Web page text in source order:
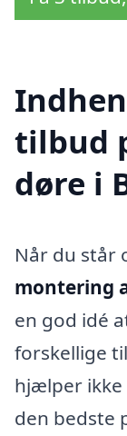
tilbud
døre i
Når du står
montering
en god idé
forskellige
hjælper ikke
den bedste